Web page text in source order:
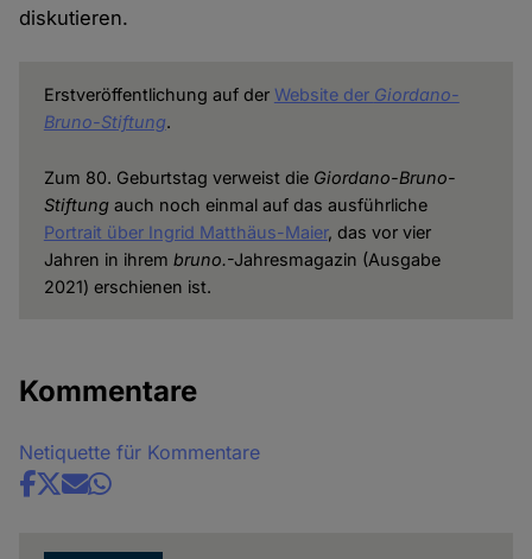
diskutieren.
Erstveröffentlichung auf der Website der Giordano-
Bruno-Stiftung.
Zum 80. Geburtstag verweist die Giordano-Bruno-
Stiftungauch noch einmal auf das ausführliche
Portrait über Ingrid Matthäus-Maier, das vor vier
Jahren in ihrem bruno.-Jahresmagazin (Ausgabe
2021) erschienen ist.
Kommentare
Netiquette für Kommentare
Share